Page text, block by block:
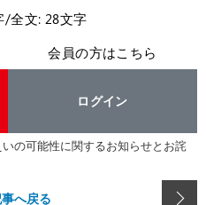
/全文: 28文字
会員の方はこちら
ログイン
の可能性に関するお知らせとお詫
事へ戻る